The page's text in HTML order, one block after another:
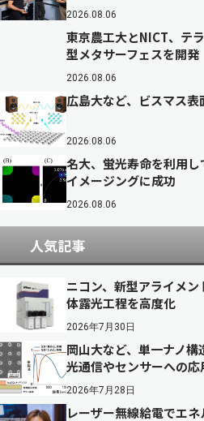
2026.08.06
東京農工大とNICT、テ
型メタサーフェスを開発
2026.08.06
広島大など、ビスマス
2026.08.06
名大、蛍光寿命を利用
イメージングに成功
2026.08.06
人気記事
ニコン、新型アライメ
体露光工程を高度化
2026年7月30日
岡山大など、単一ナノ
光通信やセンサーへの応
2026年7月28日
レーザー無線給電でエ